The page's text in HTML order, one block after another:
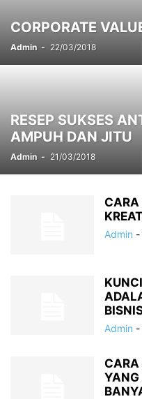
CORPORATE
Admin - 22/03/2018
RESEP SUKSES
AMPUH DAN JITU
Admin - 21/03/2018
CARA
Admin -
Admin -
CARA
YANG